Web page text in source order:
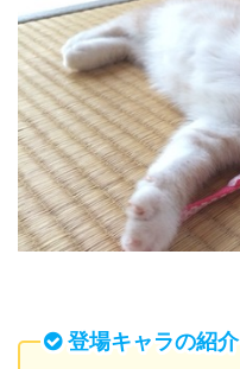
登場キャラの紹介